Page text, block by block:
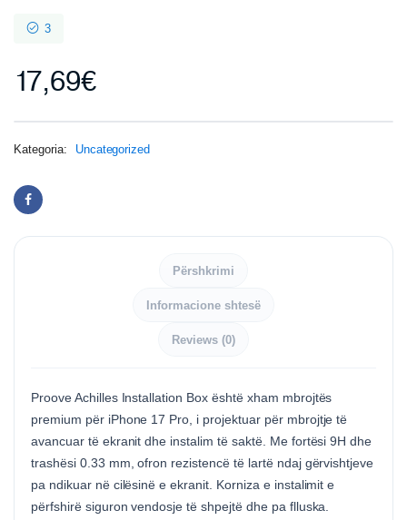
3
17,69€
Kategoria: Uncategorized
Përshkrimi
Informacione shtesë
Reviews (0)
Proove Achilles Installation Box është xham mbrojtës
premium për iPhone 17 Pro, i projektuar për mbrojtje të
avancuar të ekranit dhe instalim të saktë. Me fortësi 9H dhe
trashësi 0.33 mm, ofron rezistencë të lartë ndaj gërvishtjeve
pa ndikuar në cilësinë e ekranit. Korniza e instalimit e
përfshirë siguron vendosje të shpejtë dhe pa flluska.